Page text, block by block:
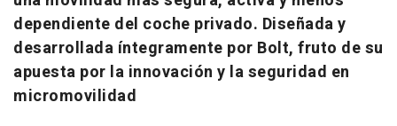
dependiente del coche privado. Diseñada y
desarrollada íntegramente por Bolt, fruto de su
apuesta por la innovación y la seguridad en
micromovilidad